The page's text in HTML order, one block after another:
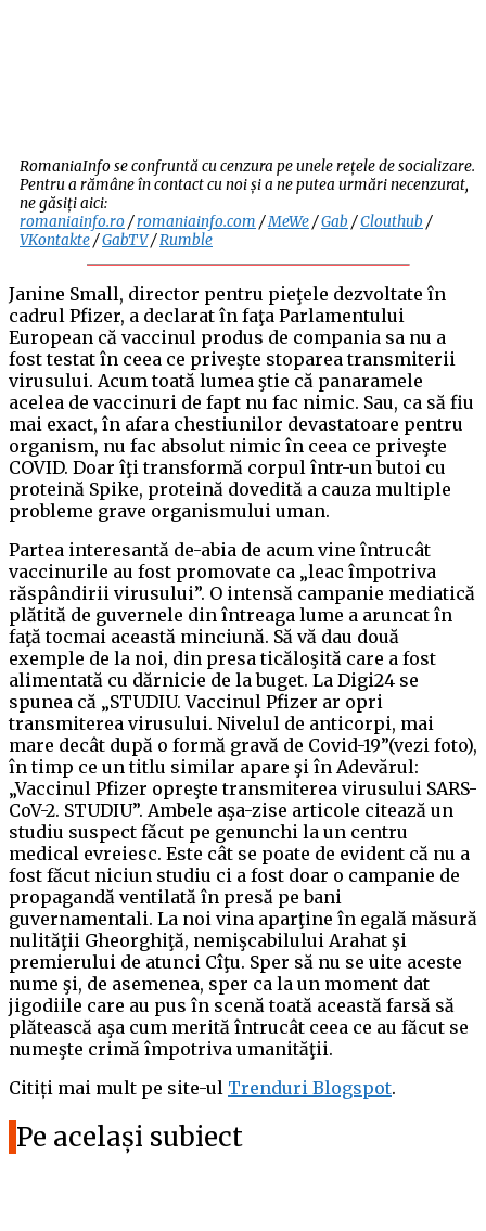
RomaniaInfo se confruntă cu cenzura pe unele rețele de socializare.
Pentru a rămâne în contact cu noi și a ne putea urmări necenzurat,
ne găsiți aici:
romaniainfo.ro/romaniainfo.com /MeWe/Gab /Clouthub /
VKontakte/GabTV/Rumble
Janine Small, director pentru pieţele dezvoltate în
cadrul Pfizer, a declarat în faţa Parlamentului
European că vaccinul produs de compania sa nu a
fost testat în ceea ce priveşte stoparea transmiterii
virusului. Acum toată lumea ştie că panaramele
acelea de vaccinuri de fapt nu fac nimic. Sau, ca să fiu
mai exact, în afara chestiunilor devastatoare pentru
organism, nu fac absolut nimic în ceea ce priveşte
COVID. Doar îţi transformă corpul într-un butoi cu
proteină Spike, proteină dovedită a cauza multiple
probleme grave organismului uman.
Partea interesantă de-abia de acum vine întrucât
vaccinurile au fost promovate ca „leac împotriva
răspândirii virusului”. O intensă campanie mediatică
plătită de guvernele din întreaga lume a aruncat în
faţă tocmai această minciună. Să vă dau două
exemple de la noi, din presa ticăloşită care a fost
alimentată cu dărnicie de la buget. La Digi24 se
spunea că „STUDIU. Vaccinul Pfizer ar opri
transmiterea virusului. Nivelul de anticorpi, mai
mare decât după o formă gravă de Covid-19”(vezi foto),
în timp ce un titlu similar apare şi în Adevărul:
„Vaccinul Pfizer opreşte transmiterea virusului SARS-
CoV-2. STUDIU”. Ambele aşa-zise articole citează un
studiu suspect făcut pe genunchi la un centru
medical evreiesc. Este cât se poate de evident că nu a
fost făcut niciun studiu ci a fost doar o campanie de
propagandă ventilată în presă pe bani
guvernamentali. La noi vina aparţine în egală măsură
nulităţii Gheorghiţă, nemişcabilului Arahat şi
premierului de atunci Cîţu. Sper să nu se uite aceste
nume şi, de asemenea, sper ca la un moment dat
jigodiile care au pus în scenă toată această farsă să
plătească aşa cum merită întrucât ceea ce au făcut se
numeşte crimă împotriva umanităţii.
Citiți mai mult pe site-ul Trenduri Blogspot.
Pe același subiect